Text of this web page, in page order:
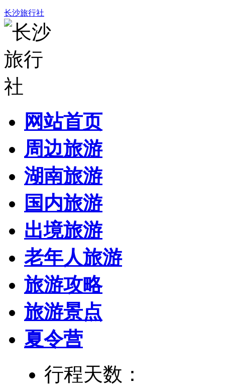
长沙旅行社
网站首页
周边旅游
湖南旅游
国内旅游
出境旅游
老年人旅游
旅游攻略
旅游景点
夏令营
行程天数：